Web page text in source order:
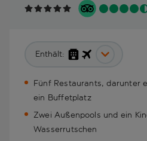
Enthält:
Fünf Restaurants, darunter
ein Buffetplatz
Zwei Außenpools und ein
Wasserrutschen